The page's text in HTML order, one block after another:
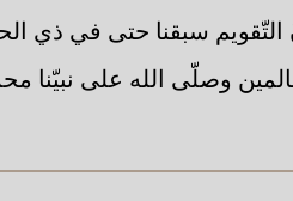
التّقويم سبقنا حتى في ذي
وصلّى الله على نبيّنا